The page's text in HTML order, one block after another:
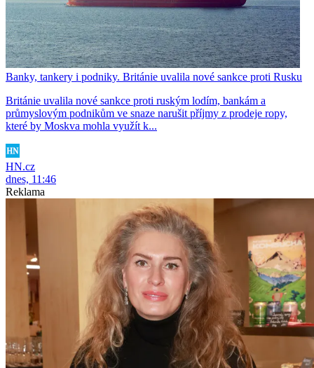
Banky, tankery i podniky. Británie uvalila nové sankce proti Rusku
Británie uvalila nové sankce proti ruským lodím, bankám a
průmyslovým podnikům ve snaze narušit příjmy z prodeje ropy,
které by Moskva mohla využít k...
HN.cz
dnes, 11:46
Reklama